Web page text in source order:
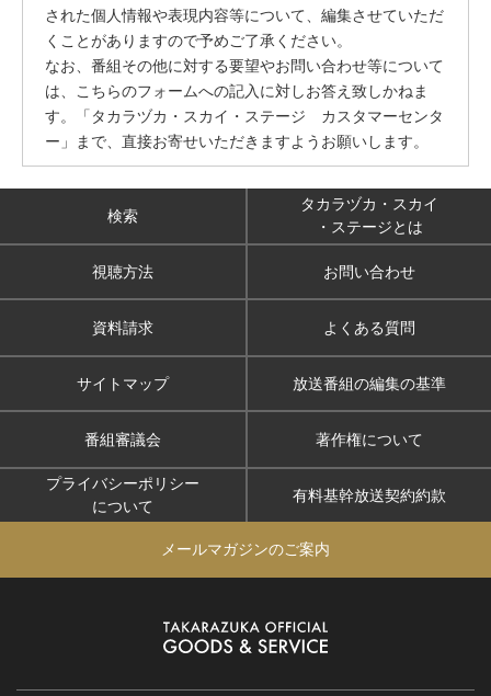
された個人情報や表現内容等について、編集させていただ
くことがありますので予めご了承ください。
なお、番組その他に対する要望やお問い合わせ等について
は、こちらのフォームへの記入に対しお答え致しかねま
す。「タカラヅカ・スカイ・ステージ カスタマーセンタ
ー」まで、直接お寄せいただきますようお願いします。
検索
タカラヅカ・スカイ
・ステージとは
視聴方法 お問い合わせ
資料請求 よくある質問
サイトマップ 放送番組の編集の基準
番組審議会 著作権について
プライバシーポリシー
について
有料基幹放送契約約款
メールマガジンのご案内